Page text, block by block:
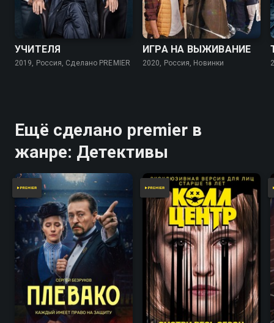
6.8
УЧИТЕЛЯ
2019, Россия, Сделано PREMIER
7.5 7.0
ИГРА НА ВЫЖИВАНИЕ
2020, Россия, Новинки
Ещё сделано premier в
жанре: Детективы